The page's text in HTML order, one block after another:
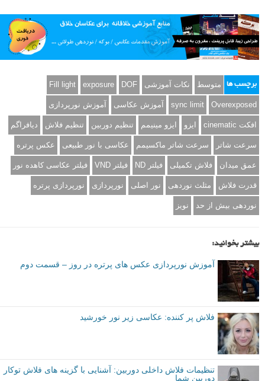
برچسب ها متوسط نکات آموزشی DOF
exposure
Fill light
Overexposed
sync limit آموزش عکاسی آموزش نورپردازی
افکت cinematic ایزو ایزو مینیمم تنظیم دوربین تنظیم فلاش دیافراگم
سرعت شاتر سرعت شاتر ماکسیمم عکاسی با نور طبیعی عکس پرتره
عمق میدان فلاش تکمیلی فیلتر ND فیلتر VND فیلتر عکاسی کاهده نور
قدرت فلاش مثلث نوردهی نور اصلی نورپردازی نورپردازی پرتره
نوردهی بیش از حد نویز
بیشتر بخوانید:
آموزش نورپردازی عکس های پرتره در روز – قسمت دوم
فلاش پر کننده: عکاسی زیر نور خورشید
تنظیمات فلاش داخلی دوربین: آشنایی با گزینه های فلاش توکار
دوربین شما